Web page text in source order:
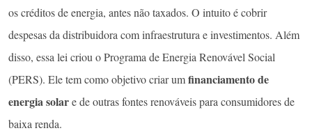
os créditos de energia, antes não taxados. O intuito é cobrir
despesas da distribuidora com infraestrutura e investimentos. Além
disso, essa lei criou o Programa de Energia Renovável Social
(PERS). Ele tem como objetivo criar umfinanciamento de
energia solare de outras fontes renováveis para consumidores de
baixa renda.